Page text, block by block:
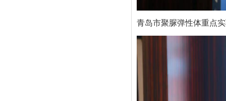
青岛市聚脲弹性体重点